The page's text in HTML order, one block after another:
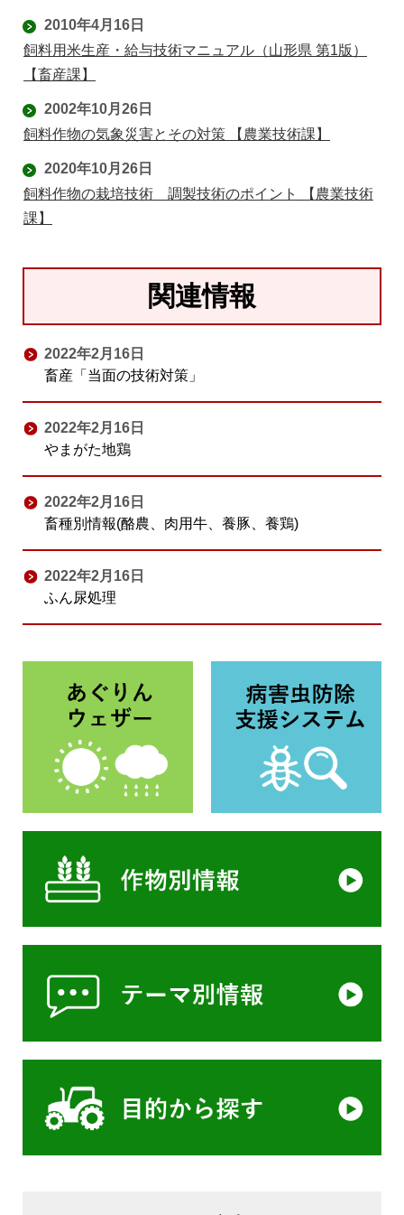
2010年4月16日
飼料用米生産・給与技術マニュアル（山形県 第1版）
【畜産課】
2002年10月26日
飼料作物の気象災害とその対策 【農業技術課】
2020年10月26日
飼料作物の栽培技術 調製技術のポイント 【農業技術
課】
関連情報
2022年2月16日
畜産「当面の技術対策」
2022年2月16日
やまがた地鶏
2022年2月16日
畜種別情報(酪農、肉用牛、養豚、養鶏)
2022年2月16日
ふん尿処理